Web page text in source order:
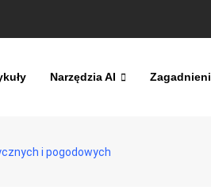
Narzędzia AI
i pogodowych